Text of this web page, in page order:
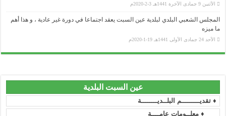
الأثنين 9 جمادى الآخرة 1441هـ 3-2-2020م
المجلس الشعبي البلدي لبلدية عين السبت يعقد اجتماعا في دورة غير عادية ، و هذا أهم
ما ميزه
الأحد 24 جمادى الأولى 1441هـ 19-1-2020م
عين السبت البلدية
♦ تقديـــــــــم البلــديــــــــة
♦ معلــومات عامــــة
المجلس الشعبي الولائي _ سطيف
المجلس الدستوري
مجلس الأمة